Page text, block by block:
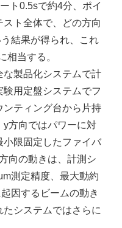
ト0.5sで約4分、ポイ
ト全体で、どの方向
結果が得られ、これ
相当する。
製品化システムで計
用定盤システムでフ
ンティング台から片持
y方向ではパワーに対
小限固定したファイバ
向の動きは、計測シ
測定精度、最大動約
因するビームの動き
システムではさらに